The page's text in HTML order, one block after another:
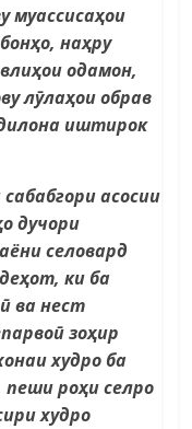
муассисаҳои
наҳру
одамон,
лӯлаҳои обрав
иштирок
асосии
дучори
селовард
ки ба
ва нест
зоҳир
худро ба
роҳи селро
худро